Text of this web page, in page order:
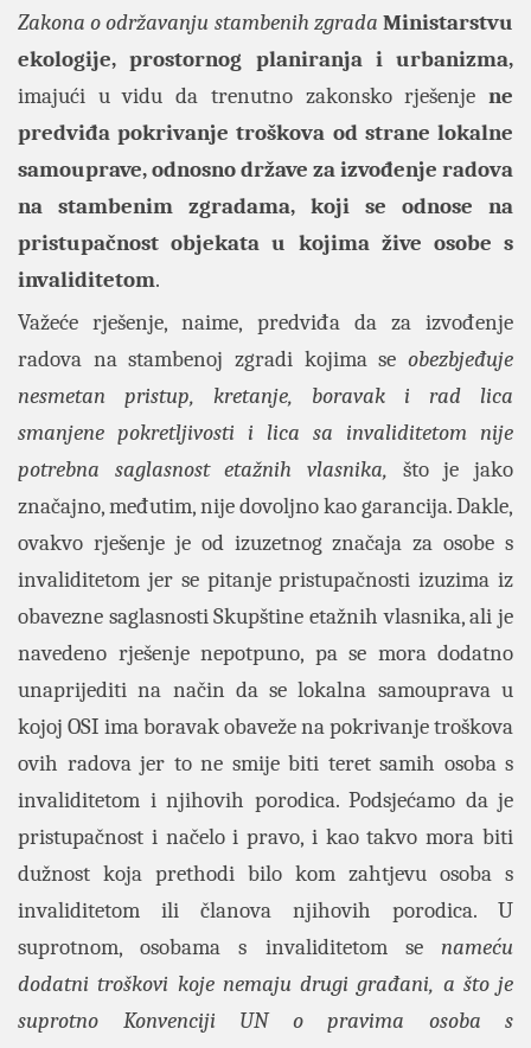
Zakona o održavanju stambenih zgrada Ministarstvu
ekologije, prostornog planiranja i urbanizma,
imajući u vidu da trenutno zakonsko rješenje ne
predviđa pokrivanje troškova od strane lokalne
samouprave, odnosno države za izvođenje radova
na stambenim zgradama, koji se odnose na
pristupačnost objekata u kojima žive osobe s
invaliditetom.
Važeće rješenje, naime, predviđa da za izvođenje
radova na stambenoj zgradi kojima se obezbjeđuje
nesmetan pristup, kretanje, boravak i rad lica
smanjene pokretljivosti i lica sa invaliditetom nije
potrebna saglasnost etažnih vlasnika, što je jako
značajno, međutim, nije dovoljno kao garancija. Dakle,
ovakvo rješenje je od izuzetnog značaja za osobe s
invaliditetom jer se pitanje pristupačnosti izuzima iz
obavezne saglasnosti Skupštine etažnih vlasnika, ali je
navedeno rješenje nepotpuno, pa se mora dodatno
unaprijediti na način da se lokalna samouprava u
kojoj OSI ima boravak obaveže na pokrivanje troškova
ovih radova jer to ne smije biti teret samih osoba s
invaliditetom i njihovih porodica. Podsjećamo da je
pristupačnost i načelo i pravo, i kao takvo mora biti
dužnost koja prethodi bilo kom zahtjevu osoba s
invaliditetom ili članova njihovih porodica. U
suprotnom, osobama s invaliditetom se nameću
dodatni troškovi koje nemaju drugi građani, a što je
suprotno Konvenciji UN o pravima osoba s